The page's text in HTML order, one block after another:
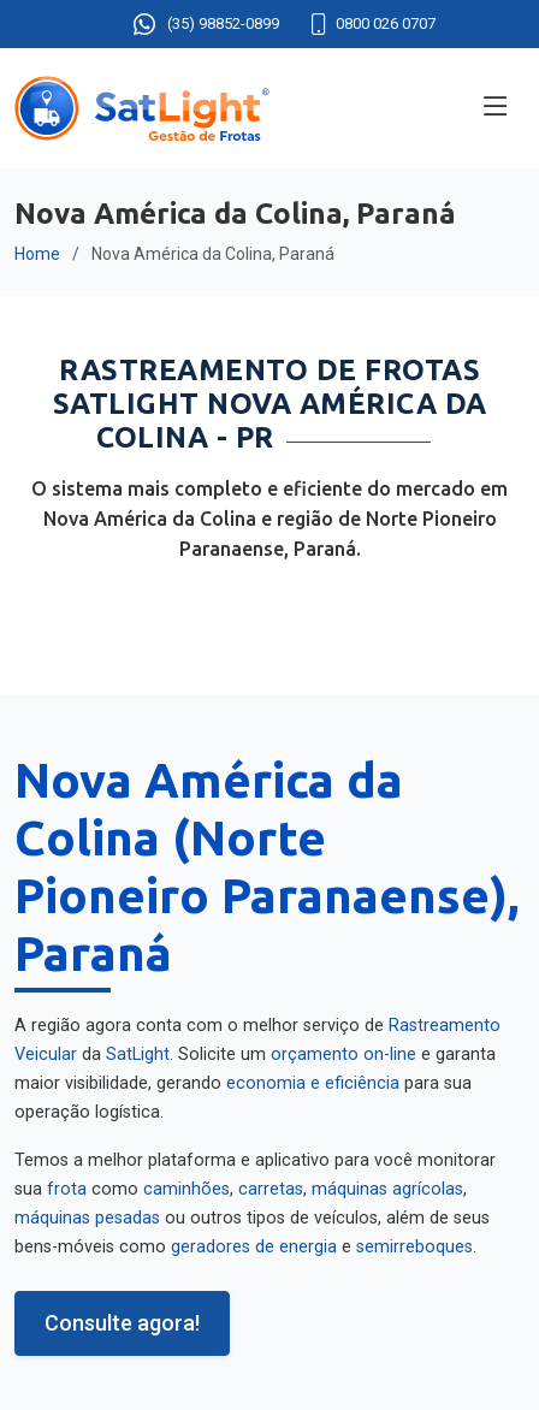
(35) 98852-0899 0800 026 0707
Nova América da Colina, Paraná
Home Nova América da Colina, Paraná
RASTREAMENTO DE FROTAS
SATLIGHT NOVA AMÉRICA DA
COLINA - PR
O sistema mais completo e eficiente do mercado em
Nova América da Colina e região de Norte Pioneiro
Paranaense, Paraná.
Nova América da
Colina (Norte
Pioneiro Paranaense),
Paraná
A região agora conta com o melhor serviço de Rastreamento
Veicular da SatLight. Solicite um orçamento on-line e garanta
maior visibilidade, gerando economia e eficiência para sua
operação logística.
Temos a melhor plataforma e aplicativo para você monitorar
sua frota como caminhões, carretas, máquinas agrícolas,
máquinas pesadas ou outros tipos de veículos, além de seus
bens-móveis como geradores de energia e semirreboques.
Consulte agora!